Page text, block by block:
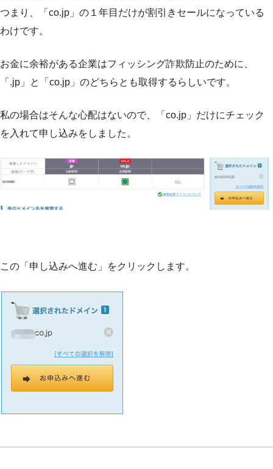
つまり、「co.jp」の１年目だけが割引きセールになっている
わけです。
お金に余裕がある企業はフィッシング詐欺防止のために、
「.jp」と「co.jp」のどちらとも取得するらしいです。
私の場合はそんな心配はないので、「co.jp」だけにチェック
を入れて申し込みをしました。
この「申し込みへ進む」をクリックします。